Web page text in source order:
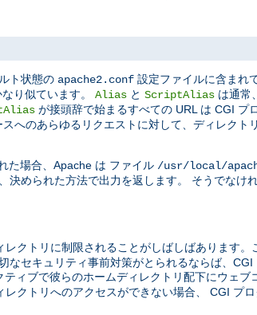
ト状態の apache2.conf 設定ファイルに含まれ
り似ています。 Alias と ScriptAlias は通常、
が接頭辞で始まるすべての URL は CGI プ
へのあらゆるリクエストに対して、ディレクトリ
た場合、Apache は ファイル /usr/local/
められた方法で出力を返します。 そうでなけ
レクトリに制限されることがしばしばあります
セキュリティ事前対策がとられるならば、
ティブで彼らのホームディレクトリ配下にウェ
レクトリへのアクセスができない場合、 CGI プ